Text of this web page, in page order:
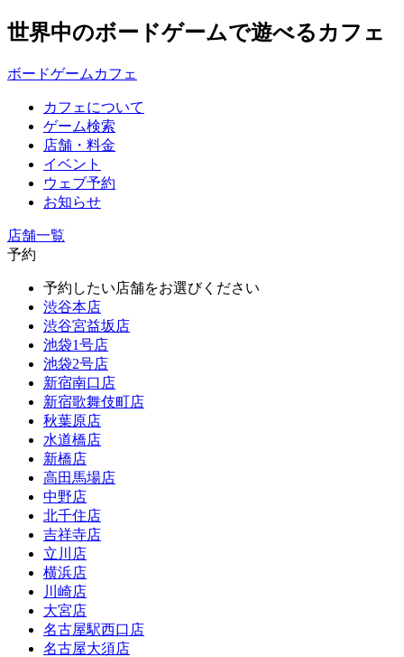
世界中のボードゲームで遊べるカフェ
ボードゲームカフェ
カフェについて
ゲーム検索
店舗・料金
イベント
ウェブ予約
お知らせ
店舗一覧
予約
予約したい店舗をお選びください
渋谷本店
渋谷宮益坂店
池袋1号店
池袋2号店
新宿南口店
新宿歌舞伎町店
秋葉原店
水道橋店
新橋店
高田馬場店
中野店
北千住店
吉祥寺店
立川店
横浜店
川崎店
大宮店
名古屋駅西口店
名古屋大須店